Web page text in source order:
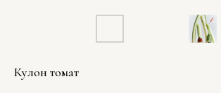
Кулон томат